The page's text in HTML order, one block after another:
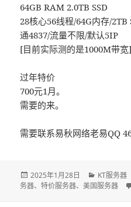
64GB RAM 2.0TB SSD
28核心56线程/64G内存/
通4837/流量不限/默认5IP
[目前实际测的是1000M带宽]
过年特价
700元1月。
需要的来。
需要联系易秋网络老易QQ
发
布
2025年1月28日
分
类
KT服务器
务器、特价服务器、美国服务器